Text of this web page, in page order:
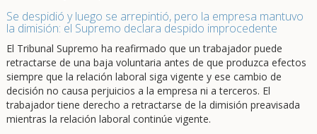
Se despidió y luego se arrepintió, pero la empresa mantuvo
la dimisión: el Supremo declara despido improcedente
El Tribunal Supremo ha reafirmado que un trabajador puede
retractarse de una baja voluntaria antes de que produzca efectos
siempre que la relación laboral siga vigente y ese cambio de
decisión no causa perjuicios a la empresa ni a terceros. El
trabajador tiene derecho a retractarse de la dimisión preavisada
mientras la relación laboral continúe vigente.